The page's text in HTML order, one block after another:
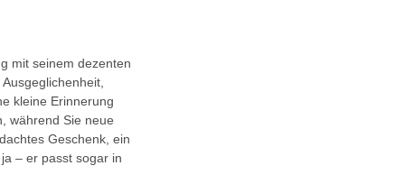
mit seinem dezenten
kleine Erinnerung
während Sie neue
Geschenk, ein
– er passt sogar in